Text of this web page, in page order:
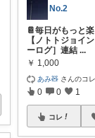
No.2
📔毎日がもっと
【ノトトジョイ
ーログ］連結 ...
￥ 1,000
あみ🧸 さんのコレ
0 0 1
コレ